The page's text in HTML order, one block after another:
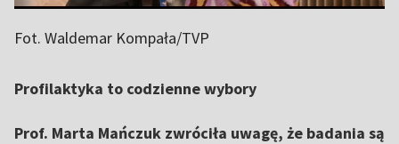
Fot. Waldemar Kompała/TVP
Profilaktyka to codzienne wybory
Prof. Marta Mańczuk zwróciła uwagę, że badania są